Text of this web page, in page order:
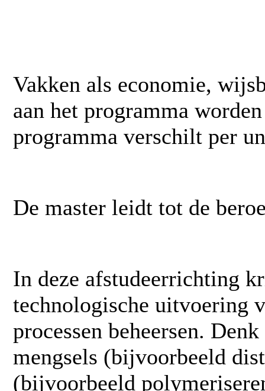
Vakken als economie,
aan het programma
programma verschilt per
De master leidt tot de
In deze afstudeerrichting
technologische uitvoering
processen beheersen.
mengsels (bijvoorbeeld
(bijvoorbeeld